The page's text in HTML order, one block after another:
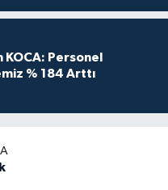
KOCA: Personel
% 184 Arttı